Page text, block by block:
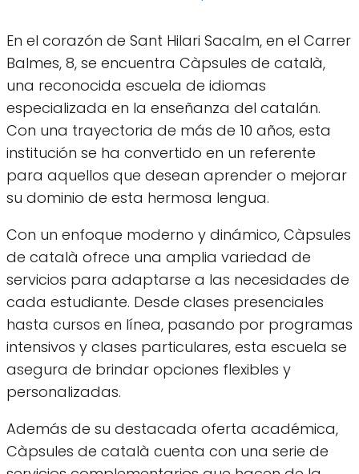
En el corazón de Sant Hilari Sacalm, en el Carrer
Balmes, 8, se encuentra Càpsules de català,
una reconocida escuela de idiomas
especializada en la enseñanza del catalán.
Con una trayectoria de más de 10 años, esta
institución se ha convertido en un referente
para aquellos que desean aprender o mejorar
su dominio de esta hermosa lengua.
Con un enfoque moderno y dinámico, Càpsules
de català ofrece una amplia variedad de
servicios para adaptarse a las necesidades de
cada estudiante. Desde clases presenciales
hasta cursos en línea, pasando por programas
intensivos y clases particulares, esta escuela se
asegura de brindar opciones flexibles y
personalizadas.
Además de su destacada oferta académica,
Càpsules de català cuenta con una serie de